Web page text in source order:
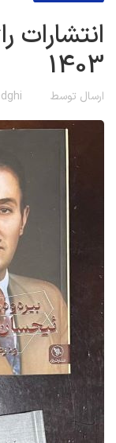
انتشارات
1403
ارسال توسط